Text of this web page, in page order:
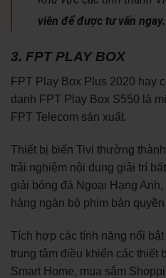
viên để được tư vấn ngay.
3. FPT PLAY BOX
FPT Play Box Plus 2020 hay
danh FPT Play Box S550 là
FPT Telecom sản xuất.
Thiết bị biến Tivi thường
trải nghiệm nội dung giải trí
giải bóng đá Ngoại Hạng
hàng ngàn bộ phim bản
Tích hợp các tính năng nổi
trung tâm điều khiển các thiết
Smart Home, mua sắm